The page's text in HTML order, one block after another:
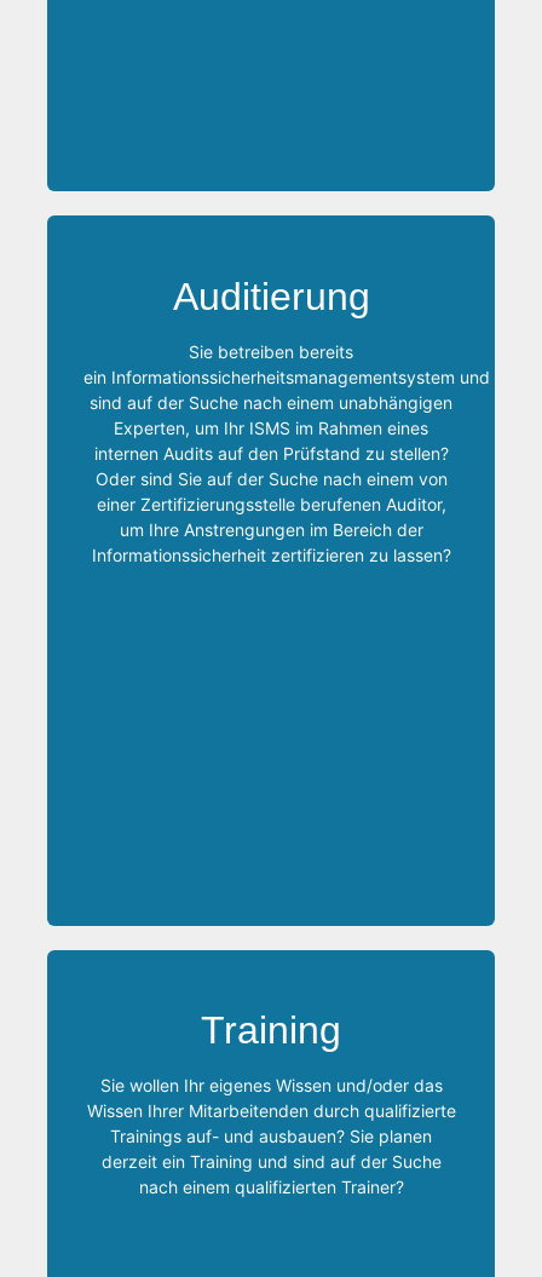
Auditierung
Sie betreiben bereits
ein Informationssicherheitsmanagementsystem und
sind auf der Suche nach einem unabhängigen
Experten, um Ihr ISMS im Rahmen eines
internen Audits auf den Prüfstand zu stellen?
Oder sind Sie auf der Suche nach einem von
einer Zertifizierungsstelle berufenen Auditor,
um Ihre Anstrengungen im Bereich der
Informationssicherheit zertifizieren zu lassen?
qualifiziert, sowohl interne Audits als auch
Zertifizierungsaudits gemäß ISO/IEC 27001
sowie BSI IT-Grundschutz durchzuführen.
Meine Qualifikation erstreckt sich hierbei neben
klassischen, allgemeinen Zertifizierungen von
Informationssicherheitsmanagementsystemen
auch auf solche für Energieversorger (im
Speziellen: Netzbetreiber, welche den sicheren
Netzbetrieb gemäß §11 Abs. 1a über eine
Zertifizierung nachweisen müssen) sowie
Betreiber kritischer Infrastrukturen, welche
Training
Sie wollen Ihr eigenes Wissen und/oder das
Wissen Ihrer Mitarbeitenden durch qualifizierte
Trainings auf- und ausbauen? Sie planen
derzeit ein Training und sind auf der Suche
nach einem qualifizierten Trainer?
Soll es „online“ oder doch lieber als klassisches
Präsenztraining durchgeführt werden?
Bitte sprechen Sie mich an, gemeinsam finden
wir für Sie die optimale Lösung!